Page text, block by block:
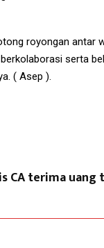
royongan antar
serta
( Asep ).
CA terima